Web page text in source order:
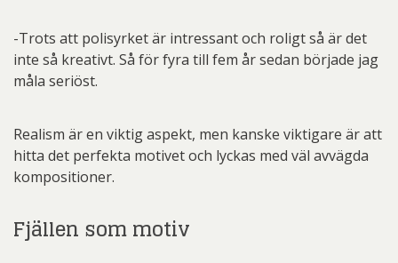
-Trots att polisyrket är intressant och roligt så är det
inte så kreativt. Så för fyra till fem år sedan började jag
måla seriöst.
Realism är en viktig aspekt, men kanske viktigare är att
hitta det perfekta motivet och lyckas med väl avvägda
kompositioner.
Fjällen som motiv